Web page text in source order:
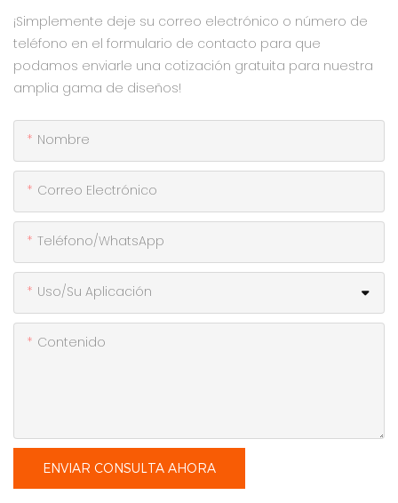
¡Simplemente deje su correo electrónico o número de
teléfono en el formulario de contacto para que
podamos enviarle una cotización gratuita para nuestra
amplia gama de diseños!
Nombre
Correo Electrónico
Teléfono/WhatsApp
Uso/Su Aplicación
Contenido
ENVIAR CONSULTA AHORA